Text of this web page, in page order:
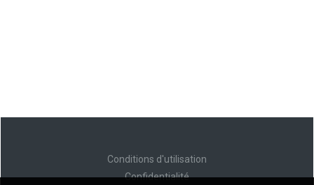
Conditions d'utilisation
Confidentialité